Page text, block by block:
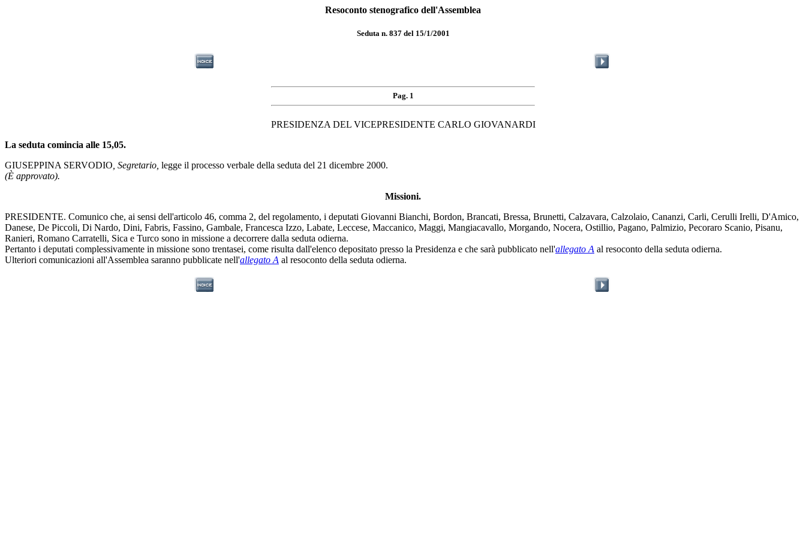
Resoconto stenografico dell'Assemblea
Seduta n. 837 del 15/1/2001
Pag. 1
PRESIDENZA DEL VICEPRESIDENTE CARLO GIOVANARDI
La seduta comincia alle 15,05.
GIUSEPPINA SERVODIO , Segretario, legge il processo verbale della seduta del 21 dicembre 2000.
(È approvato).
Missioni.
PRESIDENTE. Comunico che, ai sensi dell'articolo 46, comma 2, del regolamento, i deputati Giovanni Bianchi, Bordon, Brancati, Bressa, Brunetti, Calzavara, Calzolaio, Cananzi, Carli, Cerulli Irelli, D'Amico,
Danese, De Piccoli, Di Nardo, Dini, Fabris, Fassino, Gambale, Francesca Izzo, Labate, Leccese, Maccanico, Maggi, Mangiacavallo, Morgando, Nocera, Ostillio, Pagano, Palmizio, Pecoraro Scanio, Pisanu,
Ranieri, Romano Carratelli, Sica e Turco sono in missione a decorrere dalla seduta odierna.
Pertanto i deputati complessivamente in missione sono trentasei, come risulta dall'elenco depositato presso la Presidenza e che sarà pubblicato nell'allegato A al resoconto della seduta odierna.
Ulteriori comunicazioni all'Assemblea saranno pubblicate nell'allegato A al resoconto della seduta odierna.